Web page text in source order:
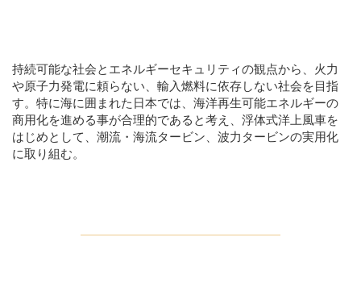
持続可能な社会とエネルギーセキュリティの観点から、火力
や原子力発電に頼らない、輸入燃料に依存しない社会を目指
す。特に海に囲まれた日本では、海洋再生可能エネルギーの
商用化を進める事が合理的であると考え、浮体式洋上風車を
はじめとして、潮流・海流タービン、波力タービンの実用化
に取り組む。